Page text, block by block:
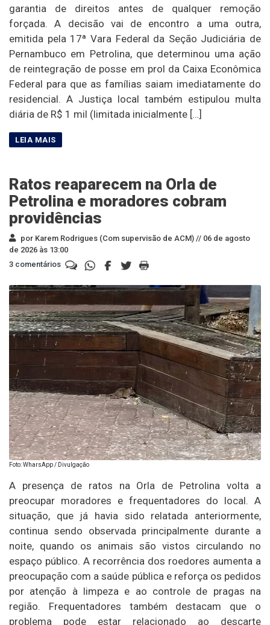
garantia de direitos antes de qualquer remoção
forçada. A decisão vai de encontro a uma outra,
emitida pela 17ª Vara Federal da Seção Judiciária de
Pernambuco em Petrolina, que determinou uma ação
de reintegração de posse em prol da Caixa Econômica
Federal para que as famílias saiam imediatamente do
residencial. A Justiça local também estipulou multa
diária de R$ 1 mil (limitada inicialmente […]
Ratos reaparecem na Orla de
Petrolina e moradores cobram
providências
por Karem Rodrigues (Com supervisão de ACM) // 06 de agosto
de 2026 às 13:00
3 comentários
Foto: WharsApp / Divulgação
A presença de ratos na Orla de Petrolina volta a
preocupar moradores e frequentadores do local. A
situação, que já havia sido relatada anteriormente,
continua sendo observada principalmente durante a
noite, quando os animais são vistos circulando no
espaço público. A recorrência dos roedores aumenta a
preocupação com a saúde pública e reforça os pedidos
por atenção à limpeza e ao controle de pragas na
região. Frequentadores também destacam que o
problema pode estar relacionado ao descarte